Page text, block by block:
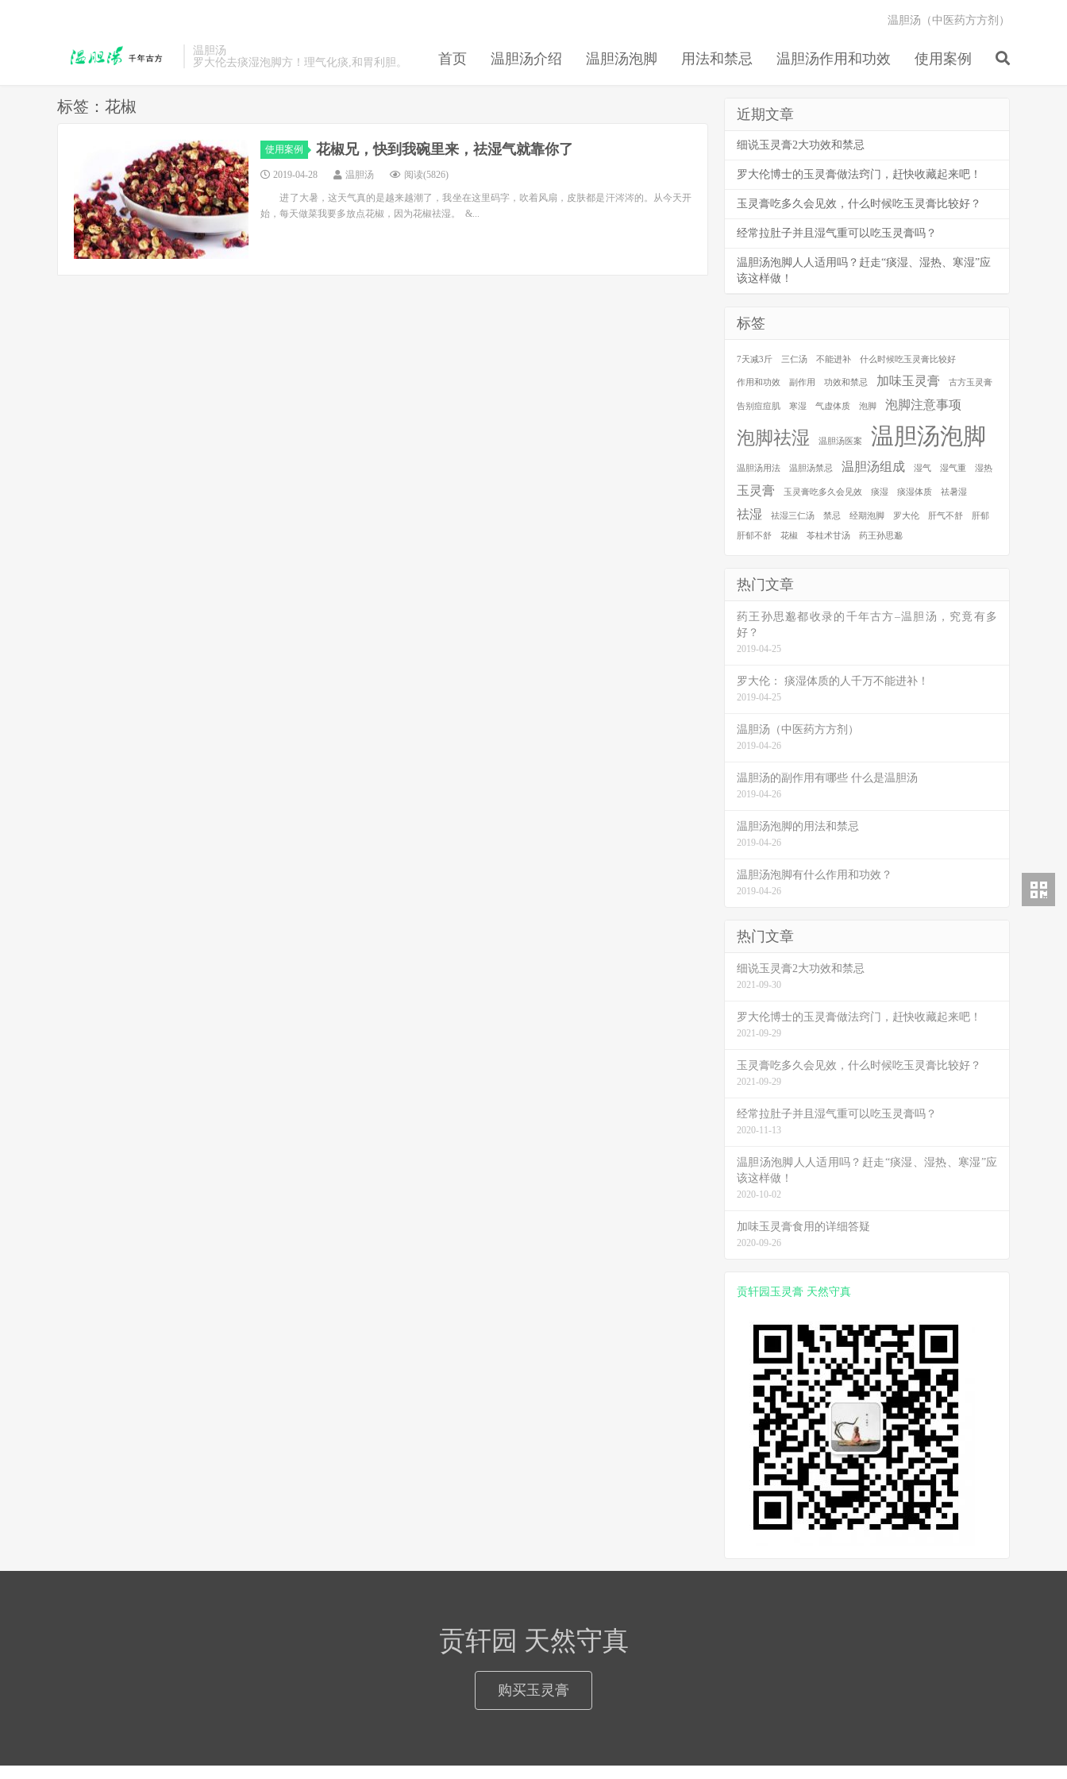
温胆汤
罗大伦去痰湿泡脚方！理气化痰,和胃利胆。
首页 温胆汤介绍 温胆汤泡脚 用法和禁忌 温胆汤作用和功效 使用案例
温胆汤（中医药方方剂）
标签：花椒
使用案例 花椒兄，快到我碗里来，祛湿气就靠你了
2019-04-28 温胆汤 阅读(5826)
进了大暑，这天气真的是越来越潮了，我坐在这里码字，吹着风扇，皮肤都是汗涔涔的。从今天开
始，每天做菜我要多放点花椒，因为花椒祛湿。 &...
近期文章
细说玉灵膏2大功效和禁忌
罗大伦博士的玉灵膏做法窍门，赶快收藏起来吧！
玉灵膏吃多久会见效，什么时候吃玉灵膏比较好？
经常拉肚子并且湿气重可以吃玉灵膏吗？
温胆汤泡脚人人适用吗？赶走“痰湿、湿热、寒湿”应
该这样做！
标签
7天减3斤 三仁汤 不能进补 什么时候吃玉灵膏比较好
作用和功效 副作用 功效和禁忌 加味玉灵膏 古方玉灵膏
告别痘痘肌 寒湿 气虚体质 泡脚 泡脚注意事项
泡脚祛湿 温胆汤医案 温胆汤泡脚
温胆汤用法 温胆汤禁忌 温胆汤组成 湿气 湿气重 湿热
玉灵膏 玉灵膏吃多久会见效 痰湿 痰湿体质 祛暑湿
祛湿 祛湿三仁汤 禁忌 经期泡脚 罗大伦 肝气不舒 肝郁
肝郁不舒 花椒 苓桂术甘汤 药王孙思邈
热门文章
药王孙思邈都收录的千年古方–温胆汤，究竟有多
好？
2019-04-25
罗大伦： 痰湿体质的人千万不能进补！
2019-04-25
温胆汤（中医药方方剂）
2019-04-26
温胆汤的副作用有哪些 什么是温胆汤
2019-04-26
温胆汤泡脚的用法和禁忌
2019-04-26
温胆汤泡脚有什么作用和功效？
2019-04-26
热门文章
细说玉灵膏2大功效和禁忌
2021-09-30
罗大伦博士的玉灵膏做法窍门，赶快收藏起来吧！
2021-09-29
玉灵膏吃多久会见效，什么时候吃玉灵膏比较好？
2021-09-29
经常拉肚子并且湿气重可以吃玉灵膏吗？
2020-11-13
温胆汤泡脚人人适用吗？赶走“痰湿、湿热、寒湿”应
该这样做！
2020-10-02
加味玉灵膏食用的详细答疑
2020-09-26
贡轩园玉灵膏 天然守真
贡轩园 天然守真
购买玉灵膏